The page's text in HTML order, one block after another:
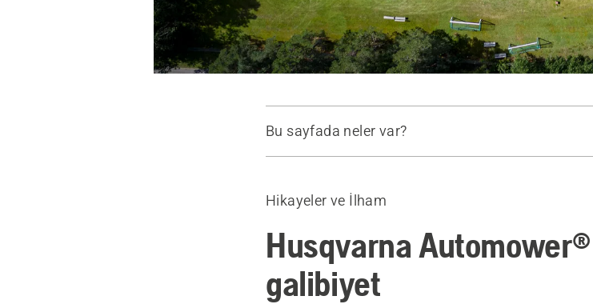
Bu sayfada neler var?
Giriş
Kök derinliği
Daha iyi spor koşulları
Ürünler
Hikayeler ve İlham
Husqvarna
galibiyet